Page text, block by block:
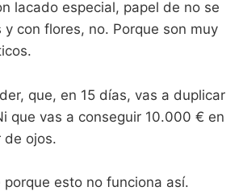
lacado especial, papel de no se
y con flores, no. Porque son muy
que, en 15 días, vas a duplicar
que vas a conseguir 10.000 € en
de ojos.
esto no funciona así.